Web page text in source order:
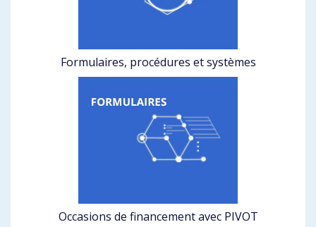
Formulaires, procédures et systèmes
Occasions de financement avec PIVOT